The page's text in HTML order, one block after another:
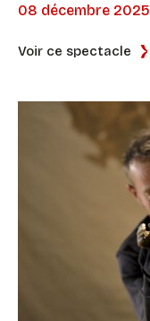
08 décembre 2025
Voir ce spectacle